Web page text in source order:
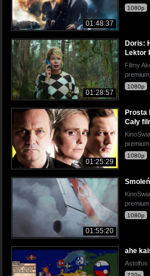
01:48:37
1080p
01:28:57
Doris:
Lektor
Filmy
premium
1080p
01:25:29
Prosta
Cały
premium
1080p
01:55:20
premium
1080p
ahe
Astolfus